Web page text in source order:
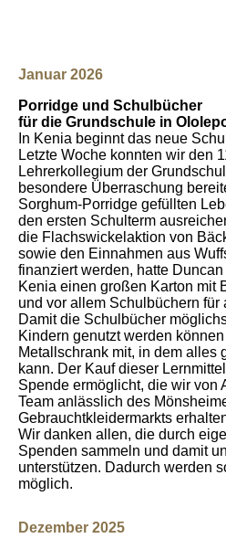
Januar 2026
Porridge und Schulbücher
für die Grundschule in
In Kenia beginnt das neue
Letzte Woche konnten wir den
Lehrerkollegium der
besondere Überraschung
Sorghum-Porridge gefüllten
den ersten Schulterm
die Flachswickelaktion von
sowie den Einnahmen aus
finanziert werden, hatte
Kenia einen großen Karton mit
und vor allem Schulbüchern
Damit die Schulbücher
Kindern genutzt werden
Metallschrank mit, in dem alles
kann. Der Kauf dieser
Spende ermöglicht, die wir von
Team anlässlich des
Gebrauchtkleidermarkts
Wir danken allen, die durch
Spenden sammeln und damit
unterstützen. Dadurch werden
möglich.
Dezember 2025